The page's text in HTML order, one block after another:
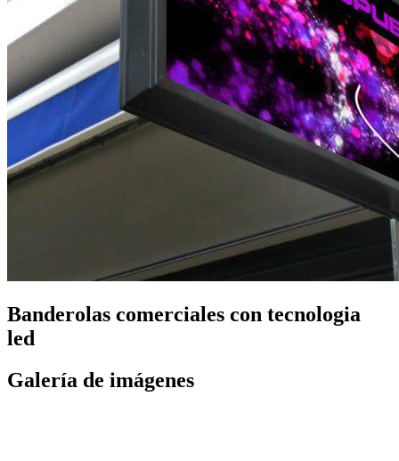
Banderolas comerciales con tecnologia
led
Galería de imágenes